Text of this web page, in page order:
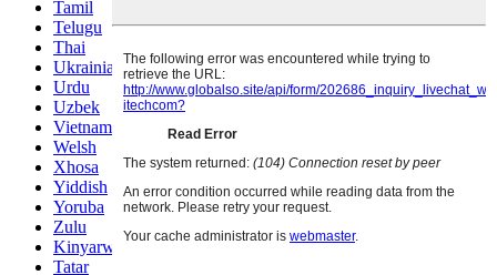
Tamil
Telugu
Thai
Ukrainian
Urdu
Uzbek
Vietnamese
Welsh
Xhosa
Yiddish
Yoruba
Zulu
Kinyarwanda
Tatar